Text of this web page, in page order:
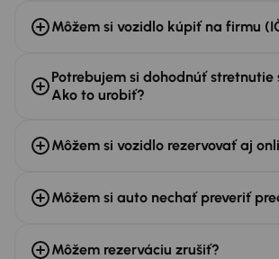
Môžem si vozidlo kúpiť na firmu
Môžem si vozidlo rezervovať aj
Môžem rezerváciu zrušiť?
Potrebujem si dohodnúť stretnutie
Ako to urobiť?
Môžem si auto nechať preveriť